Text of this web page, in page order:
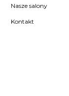
Nasze salony
Kontakt